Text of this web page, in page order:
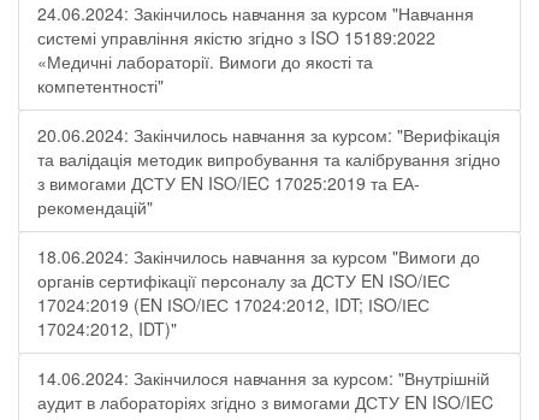
24.06.2024: Закінчилось навчання за курсом "Навчання
системі управління якістю згідно з ISO 15189:2022
«Медичні лабораторії. Вимоги до якості та
компетентності"
20.06.2024: Закінчилось навчання за курсом: "Верифікація
та валідація методик випробування та калібрування згідно
з вимогами ДСТУ EN ISO/IEC 17025:2019 та ЕА-
рекомендацій"
18.06.2024: Закінчилось навчання за курсом "Вимоги до
органів сертифікації персоналу за ДСТУ EN ІSO/ІЕС
17024:2019 (EN ІSO/ІЕС 17024:2012, IDT; ІSO/ІЕС
17024:2012, IDT)"
14.06.2024: Закінчилося навчання за курсом: "Внутрішній
аудит в лабораторіях згідно з вимогами ДСТУ EN ISO/IEC